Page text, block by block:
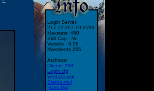
Login Server:
217.72.207.19,2593
Maxstats: 450
Skill Cap : No
Versión : 0.56
Maxclients 255
Archivos:
Cliente 203
Login.cfg
Verdata.mul
Statics.mul
Hues.Mul